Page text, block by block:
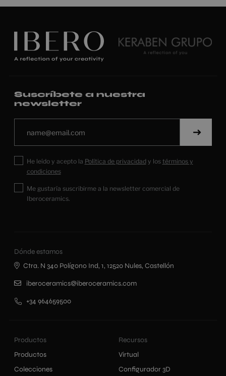
Suscríbete a nuestra
newsletter
He leído y acepto la Política de privacidady los términos y
condiciones
Me gustaría suscribirme a la newsletter comercial de
Iberoceramics.
Productos
Productos
Colecciones
Recursos
Virtual
Configurador 3D
Dónde estamos
Ctra. N 340 Polígono Ind, 1, 12520 Nules, Castellón
iberoceramics@iberoceramics.com
+34 964659500